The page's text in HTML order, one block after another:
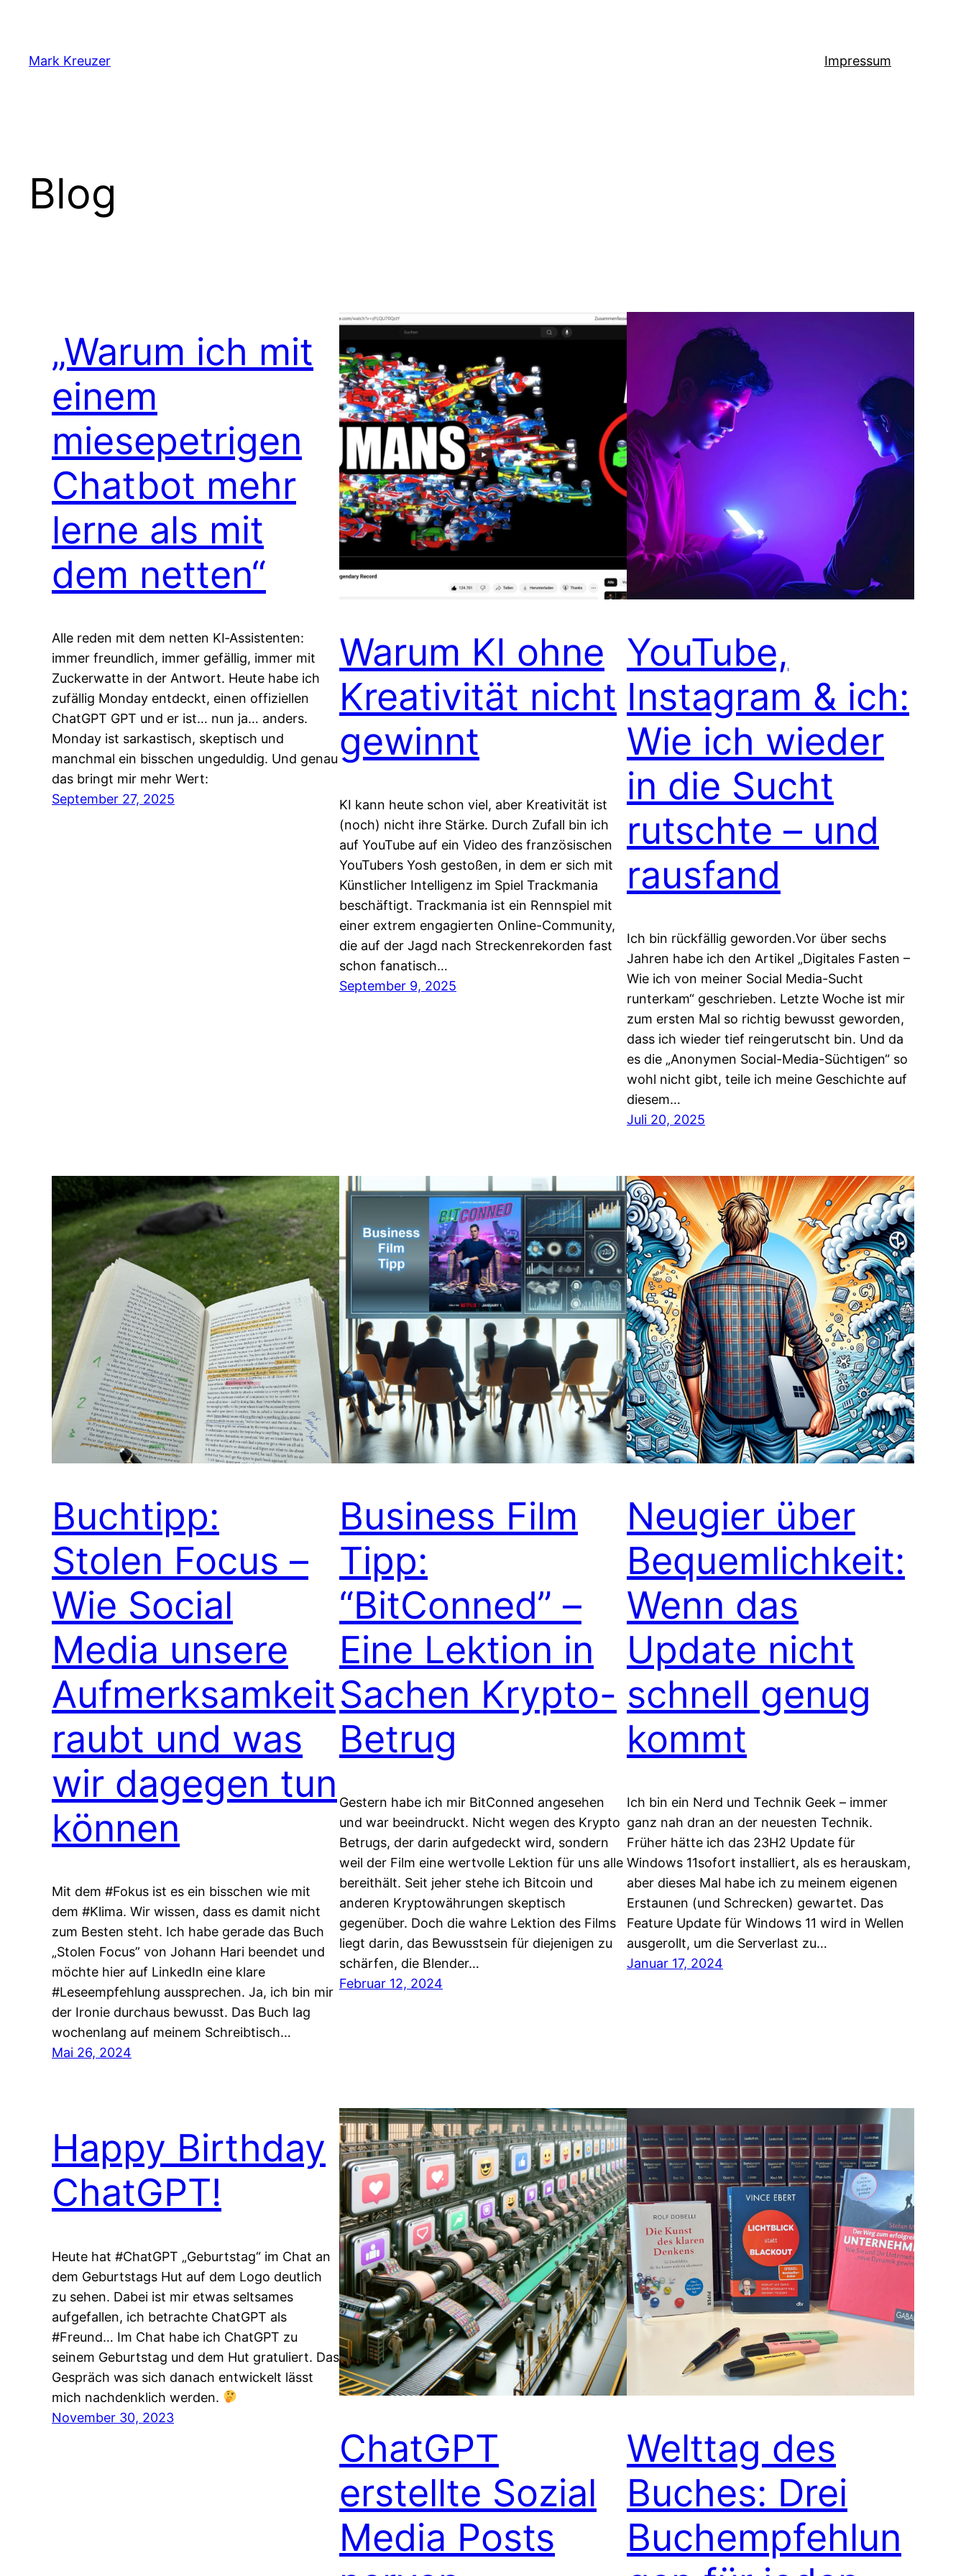
springen
Mark Kreuzer Impressum
Blog
„Warum ich mit
einem
miesepetrigen
Chatbot mehr
lerne als mit
dem netten“
Alle reden mit dem netten KI‑Assistenten:
immer freundlich, immer gefällig, immer mit
Zuckerwatte in der Antwort. Heute habe ich
zufällig Monday entdeckt, einen offiziellen
ChatGPT GPT und er ist… nun ja… anders.
Monday ist sarkastisch, skeptisch und
manchmal ein bisschen ungeduldig. Und genau
das bringt mir mehr Wert:
September 27, 2025
Warum KI ohne
Kreativität nicht
gewinnt
KI kann heute schon viel, aber Kreativität ist
(noch) nicht ihre Stärke. Durch Zufall bin ich
auf YouTube auf ein Video des französischen
YouTubers Yosh gestoßen, in dem er sich mit
Künstlicher Intelligenz im Spiel Trackmania
beschäftigt. Trackmania ist ein Rennspiel mit
einer extrem engagierten Online-Community,
die auf der Jagd nach Streckenrekorden fast
schon fanatisch…
September 9, 2025
YouTube,
Instagram & ich:
Wie ich wieder
in die Sucht
rutschte – und
rausfand
Ich bin rückfällig geworden.Vor über sechs
Jahren habe ich den Artikel „Digitales Fasten –
Wie ich von meiner Social Media-Sucht
runterkam“ geschrieben. Letzte Woche ist mir
zum ersten Mal so richtig bewusst geworden,
dass ich wieder tief reingerutscht bin. Und da
es die „Anonymen Social-Media-Süchtigen“ so
wohl nicht gibt, teile ich meine Geschichte auf
diesem…
Juli 20, 2025
Buchtipp:
Stolen Focus –
Wie Social
Media unsere
Aufmerksamkeit
raubt und was
wir dagegen tun
können
Mit dem #Fokus ist es ein bisschen wie mit
dem #Klima. Wir wissen, dass es damit nicht
zum Besten steht. Ich habe gerade das Buch
„Stolen Focus” von Johann Hari beendet und
möchte hier auf LinkedIn eine klare
#Leseempfehlung aussprechen. Ja, ich bin mir
der Ironie durchaus bewusst. Das Buch lag
wochenlang auf meinem Schreibtisch…
Mai 26, 2024
Business Film
Tipp:
“BitConned” –
Eine Lektion in
Sachen Krypto-
Betrug
Gestern habe ich mir BitConned angesehen
und war beeindruckt. Nicht wegen des Krypto
Betrugs, der darin aufgedeckt wird, sondern
weil der Film eine wertvolle Lektion für uns alle
bereithält. Seit jeher stehe ich Bitcoin und
anderen Kryptowährungen skeptisch
gegenüber. Doch die wahre Lektion des Films
liegt darin, das Bewusstsein für diejenigen zu
schärfen, die Blender…
Februar 12, 2024
Neugier über
Bequemlichkeit:
Wenn das
Update nicht
schnell genug
kommt
Ich bin ein Nerd und Technik Geek – immer
ganz nah dran an der neuesten Technik.
Früher hätte ich das 23H2 Update für
Windows 11sofort installiert, als es herauskam,
aber dieses Mal habe ich zu meinem eigenen
Erstaunen (und Schrecken) gewartet. Das
Feature Update für Windows 11 wird in Wellen
ausgerollt, um die Serverlast zu…
Januar 17, 2024
Happy Birthday
ChatGPT!
Heute hat #ChatGPT „Geburtstag“ im Chat an
dem Geburtstags Hut auf dem Logo deutlich
zu sehen. Dabei ist mir etwas seltsames
aufgefallen, ich betrachte ChatGPT als
#Freund… Im Chat habe ich ChatGPT zu
seinem Geburtstag und dem Hut gratuliert. Das
Gespräch was sich danach entwickelt lässt
mich nachdenklich werden.
November 30, 2023
ChatGPT
erstellte Sozial
Media Posts
Welttag des
Buches: Drei
Buchempfehlun